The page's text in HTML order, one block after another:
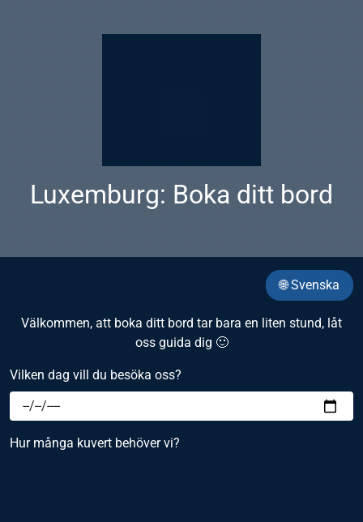
Luxemburg: Boka ditt bord
🌐 Svenska
Välkommen, att boka ditt bord tar bara en liten stund, låt
oss guida dig 🙂
Vilken dag vill du besöka oss?
Hur många kuvert behöver vi?